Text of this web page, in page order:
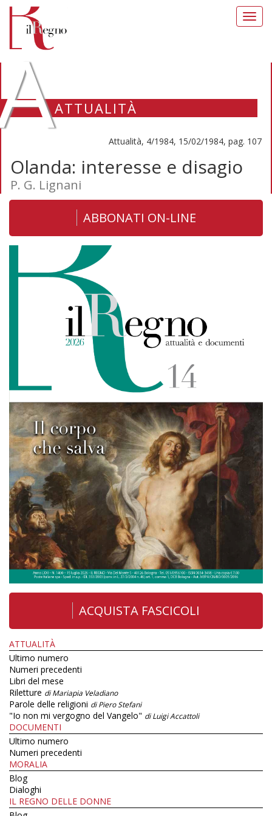
ATTUALITÀ
Attualità, 4/1984, 15/02/1984, pag. 107
Olanda: interesse e disagio
P. G. Lignani
ABBONATI ON-LINE
ACQUISTA FASCICOLI
ATTUALITÀ
Ultimo numero
Numeri precedenti
Libri del mese
Riletture di Mariapia Veladiano
Parole delle religioni di Piero Stefani
"Io non mi vergogno del Vangelo" di Luigi Accattoli
DOCUMENTI
Ultimo numero
Numeri precedenti
MORALIA
Blog
Dialoghi
IL REGNO DELLE DONNE